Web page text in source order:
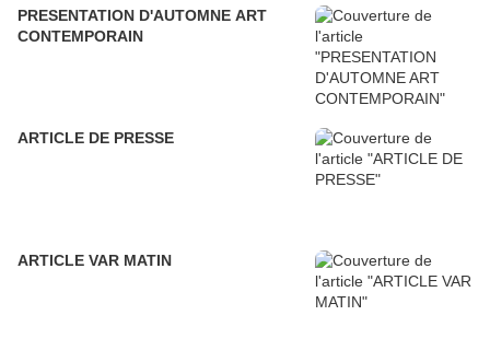
PRESENTATION D'AUTOMNE ART
CONTEMPORAIN
ARTICLE DE PRESSE
ARTICLE VAR MATIN